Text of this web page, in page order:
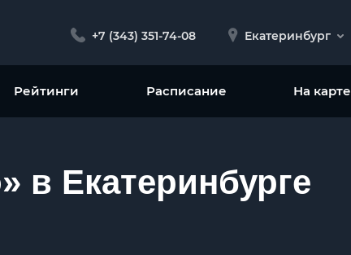
+7 (343) 351-74-08 Екатеринбург
Рейтинги Расписание На карте
в Екатеринбурге